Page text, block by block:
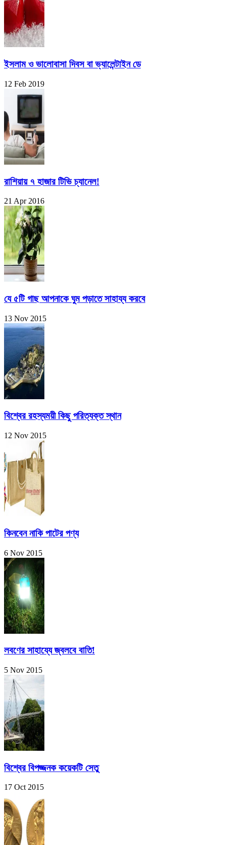
ইসলাম ও ভালোবাসা দিবস বা ভ্যালেন্টাইন ডে
12 Feb 2019
রাশিয়ায় ৭ হাজার টিভি চ্যানেল!
21 Apr 2016
যে ৫টি গাছ আপনাকে ঘুম পড়াতে সাহায্য করবে
13 Nov 2015
বিশ্বের রহস্যময়ী কিছু পরিত্যক্ত স্থান
12 Nov 2015
কিনবেন নাকি পাটের পণ্য
6 Nov 2015
লবণের সাহায্যে জ্বলবে বাতি!
5 Nov 2015
বিশ্বের বিপজ্জনক কয়েকটি সেতু
17 Oct 2015